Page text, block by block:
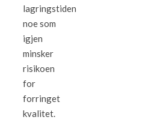
lagringstiden
noe som
igjen
minsker
risikoen
for
forringet
kvalitet.